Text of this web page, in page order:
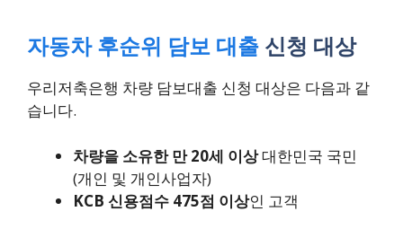
자동차 후순위 담보 대출 신청 대상
우리저축은행 차량 담보대출 신청 대상은 다음과 같
습니다.
차량을 소유한 만 20세 이상대한민국 국민
(개인 및 개인사업자)
KCB 신용점수 475점 이상인 고객